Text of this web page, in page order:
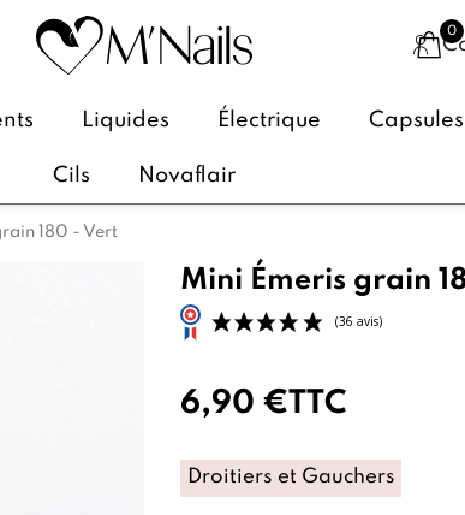
Liquides Électrique
Cils Novaflair
180 - Vert
Mini Émeris grain
6,90 €TTC
Droitiers et Gauchers